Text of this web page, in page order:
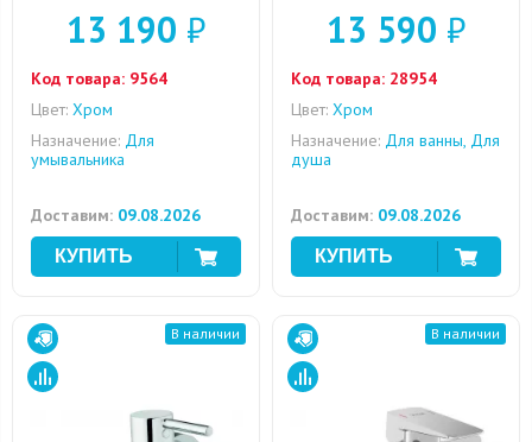
13 190 ₽
Код товара: 9564
Цвет: Хром
Назначение: Для
умывальника
Доставим: 09.08.2026
13 590 ₽
Код товара: 28954
Цвет: Хром
Назначение: Для ванны, Для
душа
Доставим: 09.08.2026
В наличии В наличии